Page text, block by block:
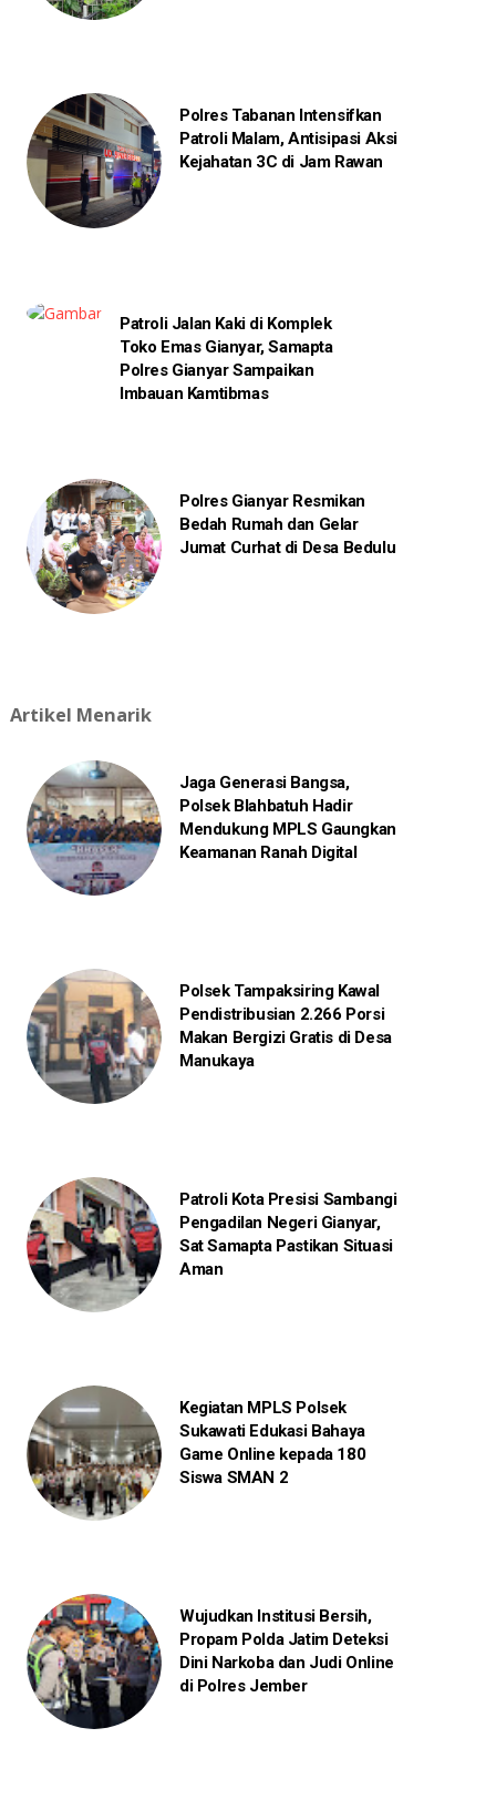
Polres Tabanan Intensifkan
Patroli Malam, Antisipasi Aksi
Kejahatan 3C di Jam Rawan
Patroli Jalan Kaki di Komplek
Toko Emas Gianyar, Samapta
Polres Gianyar Sampaikan
Imbauan Kamtibmas
Polres Gianyar Resmikan
Bedah Rumah dan Gelar
Jumat Curhat di Desa Bedulu
Artikel Menarik
Jaga Generasi Bangsa,
Polsek Blahbatuh Hadir
Mendukung MPLS Gaungkan
Keamanan Ranah Digital
Polsek Tampaksiring Kawal
Pendistribusian 2.266 Porsi
Makan Bergizi Gratis di Desa
Manukaya
Patroli Kota Presisi Sambangi
Pengadilan Negeri Gianyar,
Sat Samapta Pastikan Situasi
Aman
Kegiatan MPLS Polsek
Sukawati Edukasi Bahaya
Game Online kepada 180
Siswa SMAN 2
Wujudkan Institusi Bersih,
Propam Polda Jatim Deteksi
Dini Narkoba dan Judi Online
di Polres Jember